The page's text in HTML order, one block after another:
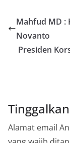
Mahfud MD :
Novanto
Presiden
Alamat email